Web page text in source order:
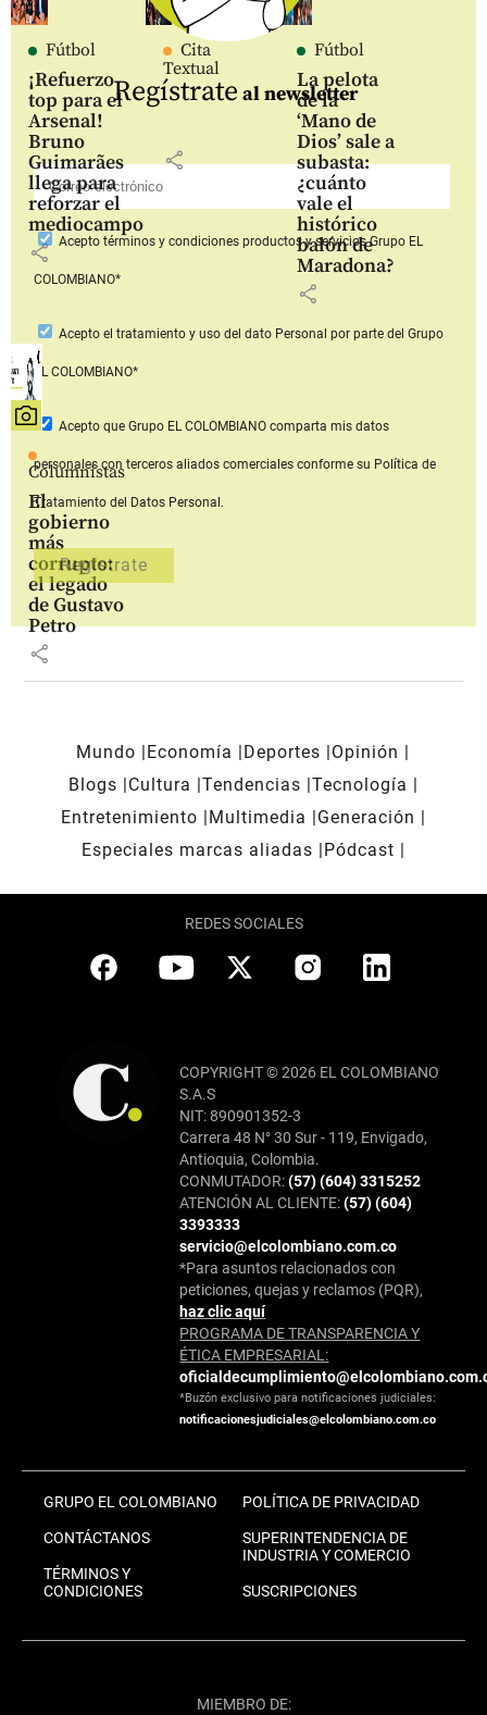
Fútbol
¡Refuerzo
top para el
Arsenal!
Bruno
Guimarães
llega para
reforzar el
mediocampo
share
Cita
Textual
share
Fútbol
La pelota
de la
‘Mano de
Dios’ sale a
subasta:
¿cuánto
vale el
histórico
balón de
Maradona?
share
Columnistas
El
gobierno
más
corrupto:
el legado
de Gustavo
Petro
share
Regístrate al newsletter
Aceptotérminos y condiciones productos y serviciosGrupo EL
COLOMBIANO*
Acepto el tratamiento y uso del dato Personal por parte del Grupo
EL COLOMBIANO*
Acepto que Grupo EL COLOMBIANOcomparta mis datos
personales con terceros aliados comerciales conforme su Política de
Tratamiento del Datos Personal.
Mundo Economía Deportes
Opinión
Blogs
Cultura Tendencias Tecnología
Entretenimiento
Multimedia
Generación
Especiales marcas aliadas
Pódcast
REDES SOCIALES
COPYRIGHT © 2026 EL COLOMBIANO
S.A.S
NIT: 890901352-3
Carrera 48 N° 30 Sur - 119, Envigado,
Antioquia, Colombia.
CONMUTADOR:(57) (604) 3315252
ATENCIÓN AL CLIENTE:(57) (604)
3393333
servicio@elcolombiano.com.co
*Para asuntos relacionados con
peticiones, quejas y reclamos (PQR),
haz clic aquí
PROGRAMA DE TRANSPARENCIA Y
ÉTICA EMPRESARIAL:
*Buzón exclusivo para notificaciones judiciales:
notificacionesjudiciales@elcolombiano.com.co
GRUPO EL COLOMBIANO
CONTÁCTANOS
TÉRMINOS Y
CONDICIONES
POLÍTICA DE PRIVACIDAD
SUPERINTENDENCIA DE
INDUSTRIA Y COMERCIO
SUSCRIPCIONES
MIEMBRO DE: